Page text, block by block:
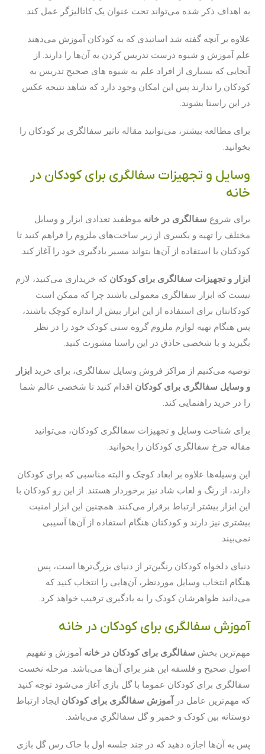
به اهداف ذکر شده می‌تواند تحت عنوان یک کاتالیزگر عمل کند.
علاوه بر آنچه گفته شد اساتیدی که به کودکان آموزش می‌دهند
علم آموزش و شیوه درست تدریس کردن به آن‌ها را دارند. از
آنجایی که بسیاری از افراد علم به شیوه های صحیح تدریس به
کودکان را ندارند پس این امکان وجود دارد که شاهد نتیجه عکس
در این راستا بشوند.
برای مطالعه بیشتر، می‌توانید مقاله تاثیر سفالگری بر کودکان را
بخوانید.
وسایل و تجهیزات سفالگری برای کودکان در
خانه
برای شروع سفالگری در خانه موظفید تعدادی ابزار و وسایل
مختلف را تهیه و یکسری از زیر ساخت‌های ملزوم را فراهم کنید تا
کودکتان با استفاده از آن‌ها بتواند مسیر یادگیری خود را آغاز کند.
ابزار و تجهیزات سفالگری برای کودکان که خریداری می‌کنید، لازم
نیست که ابزار سفالگری معمولی باشند چرا که ممکن است
کودکانتان برای استفاده از این ابزار بیش از اندازه کوچک باشند،
پس هنگام تهیه لوازم ملزوم گروه سنی کودک خود را در نظر
بگیرید و با شخصی حاذق در این راستا مشورت کنید.
توصیه می‌کنیم از مراکز فروش وسایل سفالگری، برای خرید ابزار
و وسایل سفالگری برای کودکان اقدام کنید تا شخصی عالم شما
را در خرید راهنمایی کند.
برای شناخت وسایل و تجهیزات سفالگری کودکان، می‌توانید
مقاله چرخ سفالگری کودکان را بخوانید.
این وسیله‌ها علاوه بر ابعاد کوچک و البته مناسبی که برای کودکان
دارند، از رنگ و لعاب شاد نیز برخوردار هستند. از این رو کودکان با
این ابزار بیشتر ارتباط برقرار می‌کنند. همچنین این ابزار امنیت
بیشتری نیز دارند و کودکتان هنگام استفاده از آن‌ها آسیبی
نمی‌بیند.
دنیای دلخواه کودکان رنگین‌تر از دنیای بزرگ‌ترها است، پس
هنگام انتخاب وسایل موردنظر، آن‌هایی را انتخاب کنید که
می‌دانید ظواهرشان کودک را به یادگیری ترقیب خواهد کرد.
آموزش سفالگری برای کودکان در خانه
مهم‌ترین بخش سفالگری برای کودکان در خانه آموزش و تفهیم
اصول صحیح و فلسفه این هنر برای آن‌ها می‌باشد. مرحله نخست
سفالگری برای کودکان عموما با گل بازی آغاز می‌شود توجه کنید
که مهم‌ترین عامل در
آموزش سفالگری برای کودکان ایجاد ارتباط
دوستانه بین کودک و خمیر و گل سفالگري می‌باشد.
پس به آن‌ها اجازه دهید که در چند جلسه اول با خاک رس گل بازی